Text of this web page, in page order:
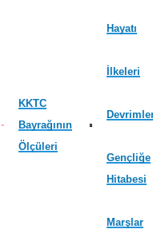
KKTC
Bayrağının
Ölçüleri
Hayatı
İlkeleri
Gençliğe
Hitabesi
Marşlar